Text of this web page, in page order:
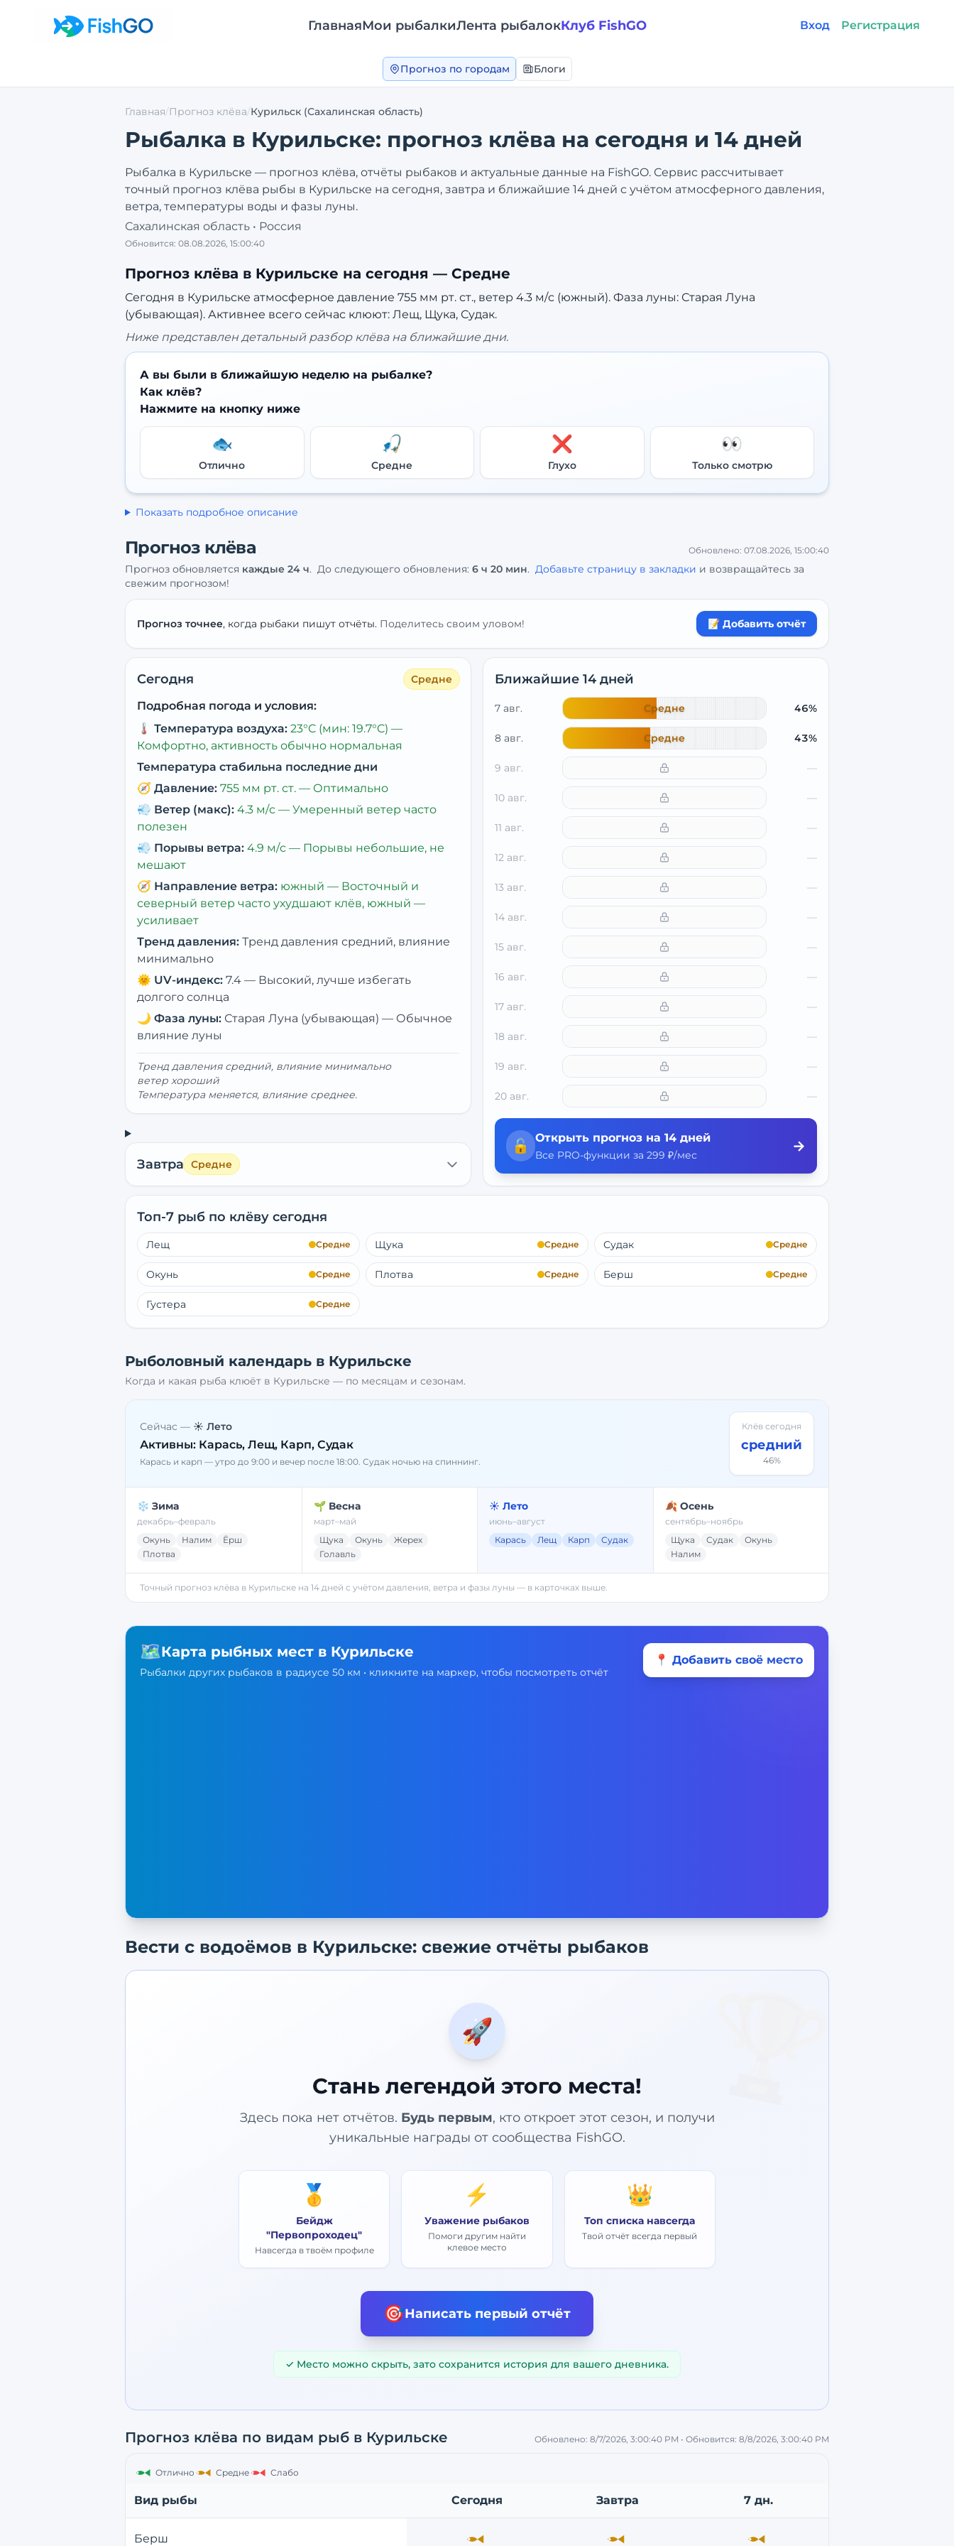
ГлавнаяМои рыбалкиЛента рыбалокКлуб FishGO Вход Регистрация
Прогноз по городам Блоги
Главная/Прогноз клёва/Курильск (Сахалинская область)
Рыбалка в Курильске: прогноз клёва на сегодня и 14 дней
Рыбалка в Курильске — прогноз клёва, отчёты рыбаков и актуальные данные на FishGO. Сервис рассчитывает
точный прогноз клёва рыбы в Курильске на сегодня, завтра и ближайшие 14 дней с учётом атмосферного давления,
ветра, температуры воды и фазы луны.
Сахалинская область • Россия
Обновится: 08.08.2026, 15:00:40
Прогноз клёва в Курильске на сегодня — Средне
Сегодня в Курильске атмосферное давление 755 мм рт. ст., ветер 4.3 м/с (южный). Фаза луны: Старая Луна
(убывающая). Активнее всего сейчас клюют: Лещ, Щука, Судак.
Ниже представлен детальный разбор клёва на ближайшие дни.
А вы были в ближайшую неделю на рыбалке?
Как клёв?
Нажмите на кнопку ниже
🐟
Отлично
🎣
Средне
❌
Глухо
👀
Только смотрю
Показать подробное описание
Прогноз клёва Обновлено: 07.08.2026, 15:00:40
Прогноз обновляется каждые 24 ч. До следующего обновления: 6 ч 20 мин. Добавьте страницу в закладки и возвращайтесь за
свежим прогнозом!
Прогноз точнее, когда рыбаки пишут отчёты. Поделитесь своим уловом! 📝 Добавить отчёт
Сегодня Средне
Подробная погода и условия:
🌡️ Температура воздуха: 23°C (мин: 19.7°C) —
Комфортно, активность обычно нормальная
Температура стабильна последние дни
🧭 Давление: 755 мм рт. ст. — Оптимально
💨 Ветер (макс): 4.3 м/с — Умеренный ветер часто
полезен
💨 Порывы ветра: 4.9 м/с — Порывы небольшие, не
мешают
🧭 Направление ветра: южный — Восточный и
северный ветер часто ухудшают клёв, южный —
усиливает
Тренд давления: Тренд давления средний, влияние
минимально
🌞 UV-индекс: 7.4 — Высокий, лучше избегать
долгого солнца
🌙 Фаза луны: Старая Луна (убывающая) — Обычное
влияние луны
Тренд давления средний, влияние минимально
ветер хороший
Температура меняется, влияние среднее.
Завтра Средне
Ближайшие 14 дней
7 авг. Средне 46%
8 авг. Средне 43%
9 авг. —
10 авг. —
11 авг. —
12 авг. —
13 авг. —
14 авг. —
15 авг. —
16 авг. —
17 авг. —
18 авг. —
19 авг. —
20 авг. —
🔓 Открыть прогноз на 14 дней
Все PRO-функции за 299 ₽/мес
→
Топ-7 рыб по клёву сегодня
Лещ Средне Щука Средне Судак Средне
Окунь Средне Плотва Средне Берш Средне
Густера Средне
Рыболовный календарь в Курильске
Когда и какая рыба клюёт в Курильске — по месяцам и сезонам.
Сейчас — ☀️ Лето
Активны: Карась, Лещ, Карп, Судак
Карась и карп — утро до 9:00 и вечер после 18:00. Судак ночью на спиннинг.
Клёв сегодня
средний
46%
❄️ Зима
декабрь–февраль
Окунь
Налим
Ёрш
Плотва
🌱 Весна
март–май
Щука
Окунь
Жерех
Голавль
☀️ Лето
июнь–август
Карась
Лещ Карп Судак
🍂 Осень
сентябрь–ноябрь
Щука
Судак
Окунь
Налим
Точный прогноз клёва в Курильске на 14 дней с учётом давления, ветра и фазы луны — в карточках выше.
🗺️Карта рыбных мест в Курильске
Рыбалки других рыбаков в радиусе 50 км • кликните на маркер, чтобы посмотреть отчёт
📍 Добавить своё место
Вести с водоёмов в Курильске: свежие отчёты рыбаков
🚀
Стань легендой этого места!
Здесь пока нет отчётов. Будь первым, кто откроет этот сезон, и получи
уникальные награды от сообщества FishGO.
🥇
Бейдж
"Первопроходец"
Навсегда в твоём профиле
⚡
Уважение рыбаков
Помоги другим найти
клевое место
👑
Топ списка навсегда
Твой отчёт всегда первый
🎯Написать первый отчёт
✓ Место можно скрыть, зато сохранится история для вашего дневника.
Прогноз клёва по видам рыб в Курильске Обновлено: 8/7/2026, 3:00:40 PM • Обновится: 8/8/2026, 3:00:40 PM
Отлично Средне Слабо
Вид рыбы Сегодня Завтра 7 дн.
Берш